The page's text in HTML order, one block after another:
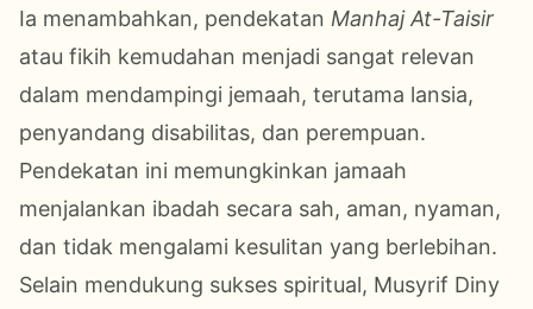
Ia menambahkan, pendekatan Manhaj At-Taisir
atau fikih kemudahan menjadi sangat relevan
dalam mendampingi jemaah, terutama lansia,
penyandang disabilitas, dan perempuan.
Pendekatan ini memungkinkan jamaah
menjalankan ibadah secara sah, aman, nyaman,
dan tidak mengalami kesulitan yang berlebihan.
Selain mendukung sukses spiritual, Musyrif Diny